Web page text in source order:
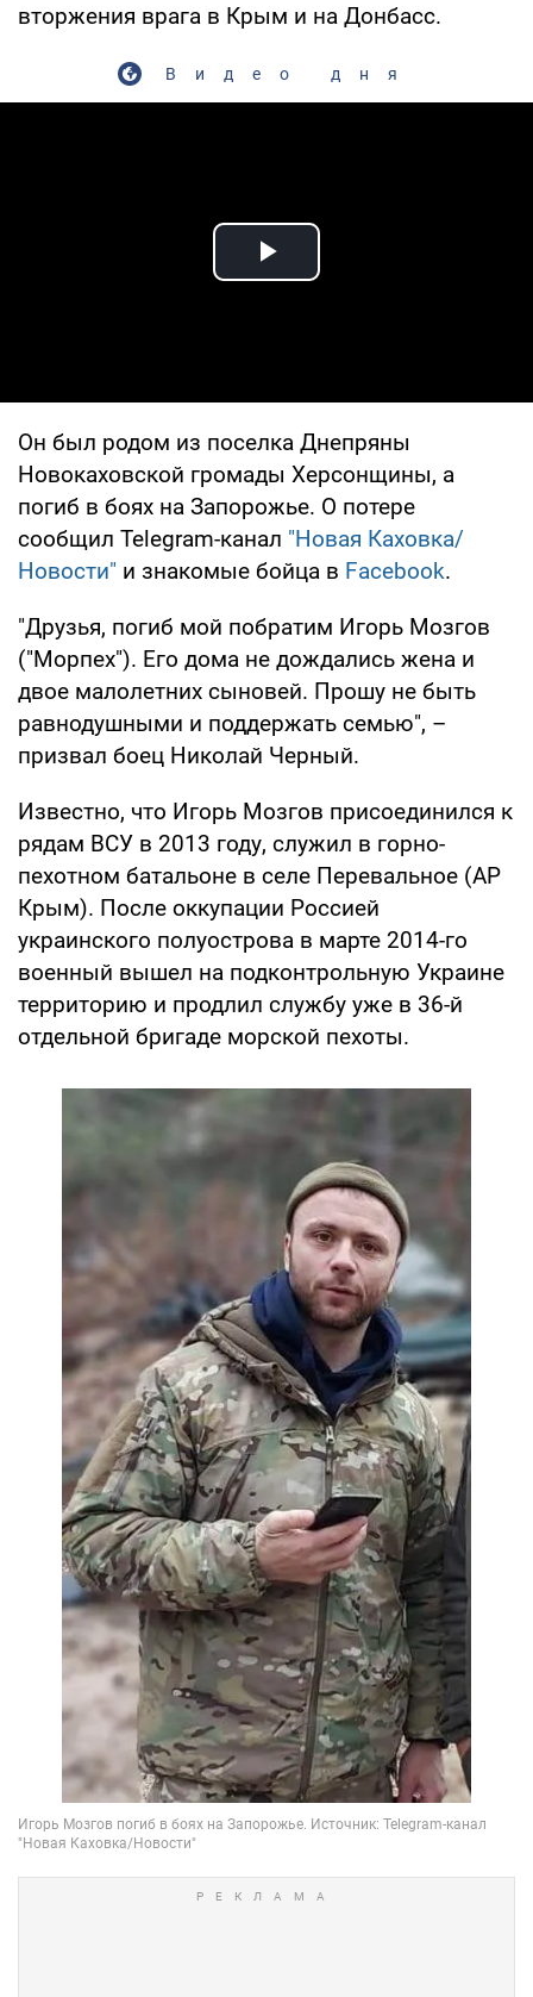
вторжения врага в Крым и на Донбасс.
Видео дня
Play Video
Он был родом из поселка Днепряны
Новокаховской громады Херсонщины, а
погиб в боях на Запорожье. О потере
сообщил Telegram-канал "Новая Каховка/
Новости" и знакомые бойца в Facebook.
"Друзья, погиб мой побратим Игорь Мозгов
("Морпех"). Его дома не дождались жена и
двое малолетних сыновей. Прошу не быть
равнодушными и поддержать семью", –
призвал боец Николай Черный.
Известно, что Игорь Мозгов присоединился к
рядам ВСУ в 2013 году, служил в горно-
пехотном батальоне в селе Перевальное (АР
Крым). После оккупации Россией
украинского полуострова в марте 2014-го
военный вышел на подконтрольную Украине
территорию и продлил службу уже в 36-й
отдельной бригаде морской пехоты.